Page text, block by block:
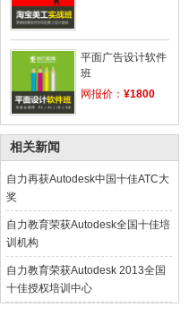
平面广告设计软件
班
网报价： ¥1800
相关新闻
自力再获Autodesk中国十佳ATC大
奖
自力教育荣获Autodesk全国十佳培
训机构
自力教育荣获Autodesk 2013全国
十佳授权培训中心